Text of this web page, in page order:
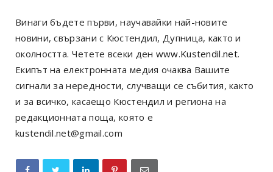
Винаги бъдете първи, научавайки най-новите
новини, свързани с Кюстендил, Дупница, както и
околността. Четете всеки ден www.Kustendil.net.
Екипът на електронната медия очаква Вашите
сигнали за нередности, случващи се събития, както
и за всичко, касаещо Кюстендил и региона на
редакционната поща, която е
kustendil.net@gmail.com